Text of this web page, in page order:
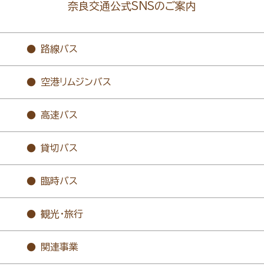
奈良交通公式SNSのご案内
路線バス
空港リムジンバス
高速バス
貸切バス
臨時バス
観光・旅行
関連事業